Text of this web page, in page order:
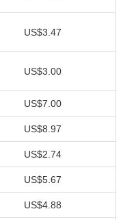
US$3.47
US$3.00
US$7.00
US$8.97
US$2.74
US$5.67
US$4.88